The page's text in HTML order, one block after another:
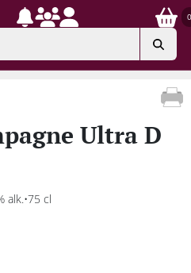
0
Ultra D
alk. 75 cl